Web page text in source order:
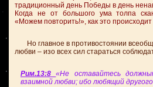
традиционный день Победы в день
Когда не от большого ума толпа
«Можем повторить!», как это
Но главное в противостоянии
любви – изо всех сил стараться
Рим.13:8 «Не оставайтесь
взаимной любви; ибо любящий